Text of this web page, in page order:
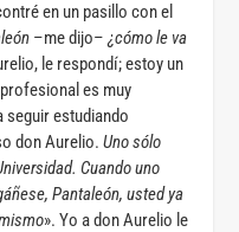
en un pasillo con el
–me dijo– ¿cómo le va
le respondí; estoy un
es muy
seguir estudiando
don Aurelio. Uno sólo
Cuando uno
Pantaleón, usted ya
». Yo a don Aurelio le